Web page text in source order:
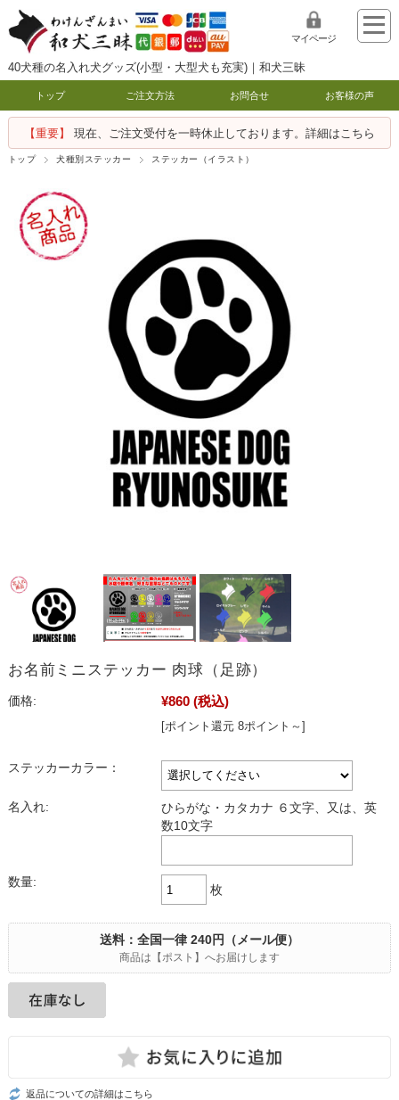
40犬種の名入れ犬グッズ(小型・大型犬も充実)｜和犬三昧
マイページ
トップ ご注文方法 お問合せ お客様の声
【重要】 現在、ご注文受付を一時休止しております。詳細はこちら
トップ 犬種別ステッカー ステッカー（イラスト）
お名前ミニステッカー 肉球（足跡）
価格: ¥860 (税込)
[ポイント還元 8ポイント～]
ステッカーカラー：
名入れ:
ひらがな・カタカナ ６文字、又は、英
数10文字
数量:
枚
送料：全国一律 240円（メール便）
商品は【ポスト】へお届けします
返品についての詳細はこちら